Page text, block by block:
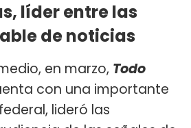
líder entre las
de noticias
en marzo, Todo
con una importante
lideró las